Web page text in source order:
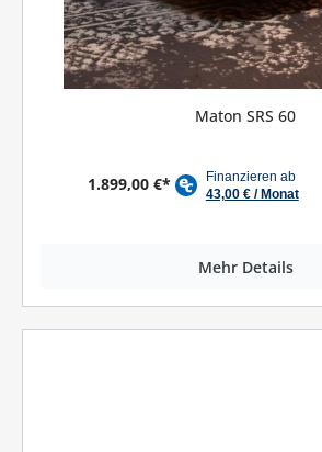
Maton SRS 60
1.899,00 €*
Mehr Details